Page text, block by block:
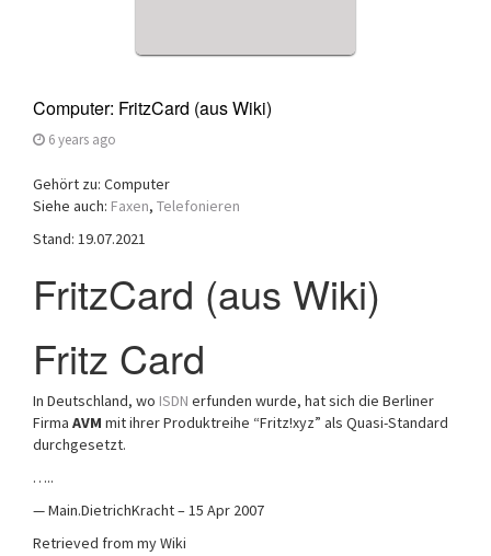
Computer: FritzCard (aus Wiki)
6 years ago
Gehört zu: Computer
Siehe auch: Faxen, Telefonieren
Stand: 19.07.2021
FritzCard (aus Wiki)
Fritz Card
In Deutschland, wo ISDN erfunden wurde, hat sich die Berliner
Firma AVM mit ihrer Produktreihe “Fritz!xyz” als Quasi-Standard
durchgesetzt.
…..
— Main.DietrichKracht – 15 Apr 2007
Retrieved from my Wiki